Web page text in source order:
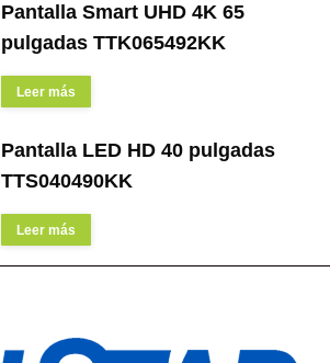
Pantalla Smart UHD 4K 65
pulgadas TTK065492KK
Leer más
Pantalla LED HD 40 pulgadas
TTS040490KK
Leer más